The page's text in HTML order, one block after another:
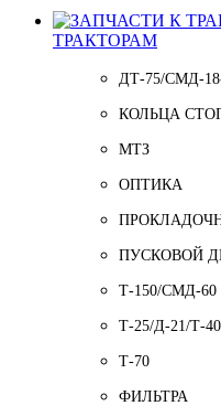
ТРАКТОРАМ
ДТ-75/СМД-
КОЛЬЦА
МТЗ
ОПТИКА
ПУСКОВОЙ
Т-150/СМД-60
Т-25/Д-21/Т-
Т-70
ФИЛЬТРА